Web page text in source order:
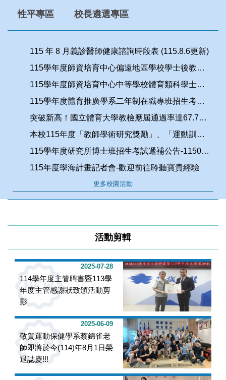
性平專區 校長遴選專區
115 年 8 月義診醫師健康諮詢時段表 (115.8.6更新)
115學年度師資培育中心偏遠地區學校學士後教育學分班-中等體育教育班錄取名單
115學年度師資培育中心中等學校體育類科學士後教育學分班錄取名單
115學年度體育推廣學系二年制在職專班招生考試第1次遞補公告
突破新高！國立體育大學教檢應屆通過率達67.74%遠超全國平均
本校115年度「教師學術研究獎勵」、「運動訓練績效獎金獎勵」申請案自即日起，至115年8月31日止受理申請
115學年度研究所博士班招生考試遞補公告-1150731
115年度學海計畫記者會-歡迎前往聆聽寶貴經驗
更多校園活動
活動剪輯
2025-07-28
114學年度主管聘書暨113學
年度主管感謝狀致頒活動剪
影
2025-06-09
敬賀運動保健學系蔡錦雀老
師即將於今(114)年8月1日榮
退誌慶!!!